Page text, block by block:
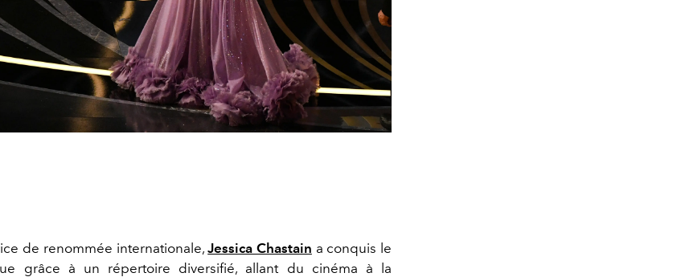
de renommée internationale,Jessica Chastain a conquis le
grâce à un répertoire diversifié, allant du cinéma à la